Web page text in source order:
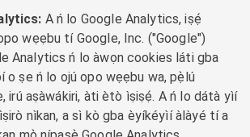
A ń lo Google Analytics, iṣẹ́
wẹẹbu tí Google, Inc. ("Google")
Analytics ń lo àwọn cookies láti gba
o ṣe ń lo ojú opo wẹẹbu wa, pẹ̀lú
irú aṣàwákiri, àti ètò ìṣiṣẹ́. A ń lo dátà yìí
nìkan, a sì kò gba èyíkéyìí àlàyé tí a